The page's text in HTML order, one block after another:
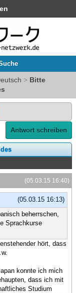
> Bitte
Antwort schreiben
(05.03.15 16:40)
(05.03.15 16:13)
beherrschen,
Sprachkurse
hört, dass
konnte ich mich
dass ich mit
Studium